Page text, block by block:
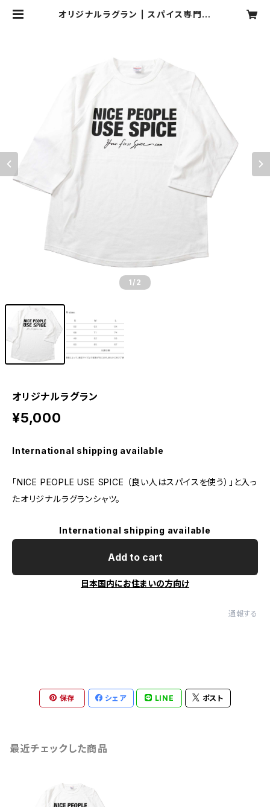
オリジナルラグラン | スパイス専門店
1 /2
オリジナルラグラン
¥5,000
International shipping available
「NICE PEOPLE USE SPICE （良い人はスパイスを使う）」と入っ
たオリジナルラグランシャツ。
International shipping available
Add to cart
日本国内にお住まいの方向け
通報する
保存 シェア LINE ポスト
最近チェックした商品